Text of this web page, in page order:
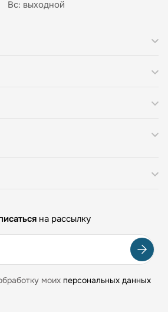
Вс: выходной
на рассылку
моих персональных данных